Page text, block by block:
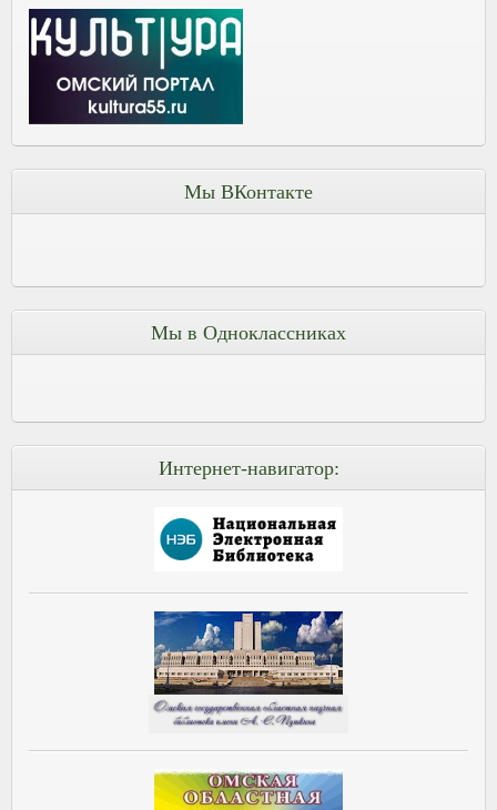
Мы ВКонтакте
Мы в Одноклассниках
Интернет-навигатор: